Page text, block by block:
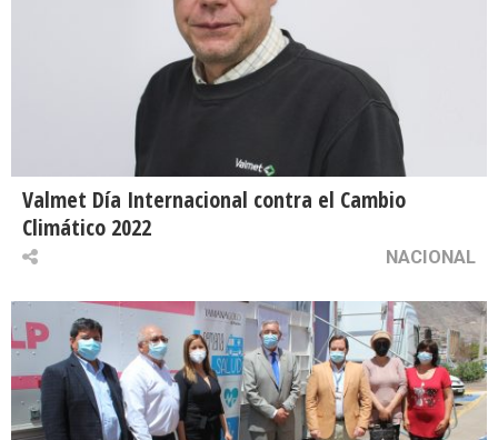
Valmet Día Internacional contra el Cambio
Climático 2022
NACIONAL